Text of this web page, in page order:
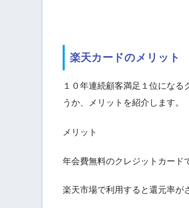
楽天カードのメリット
１０年連続顧客満足１位になる
うか、メリットを紹介します。
メリット
年会費無料のクレジットカード
楽天市場で利用すると還元率が